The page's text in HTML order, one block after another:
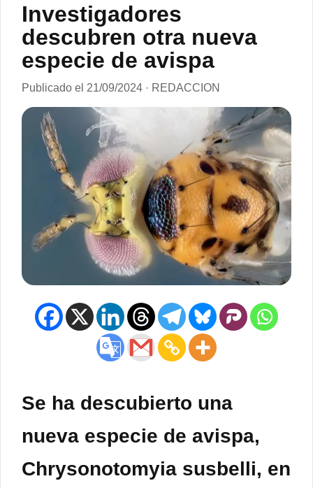
Investigadores
descubren otra nueva
especie de avispa
Publicado el 21/09/2024 · REDACCION
Se ha descubierto una
nueva especie de avispa,
Chrysonotomyia susbelli, en